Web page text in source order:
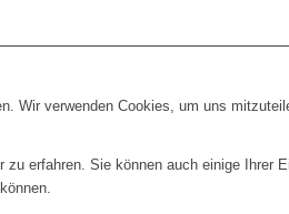
Wir verwenden Cookies, um uns
erfahren. Sie können auch einige